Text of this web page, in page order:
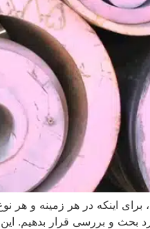
برای اینکه در هر زمینه و
بحث و بررسی قرار بدهیم.